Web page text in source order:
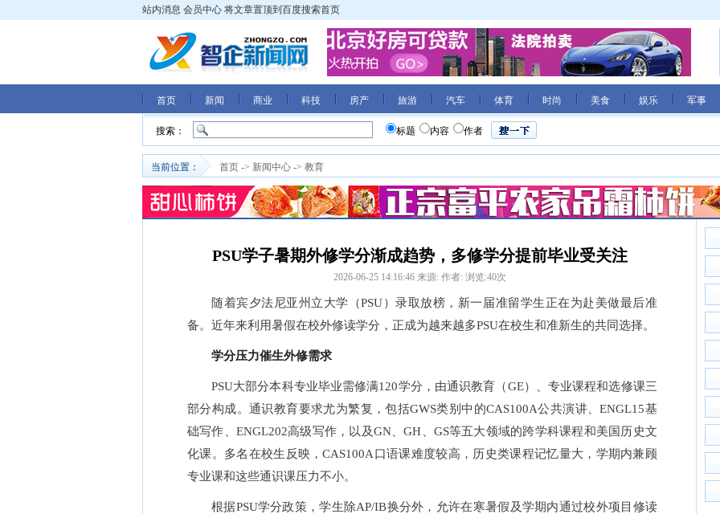
站内消息 会员中心 将文章置顶到百度搜索首页
首页 新闻 商业 科技 房产 旅游 汽车 体育 时尚 美食 娱乐 军事
搜索： 标题 内容 作者
当前位置： 首页 -> 新闻中心 -> 教育
PSU学子暑期外修学分渐成趋势，多修学分提前毕业受关注
2026-06-25 14:16:46 来源: 作者: 浏览:40次
随着宾夕法尼亚州立大学（PSU）录取放榜，新一届准留学生正在为赴美做最后准
备。近年来利用暑假在校外修读学分，正成为越来越多PSU在校生和准新生的共同选择。
学分压力催生外修需求
PSU大部分本科专业毕业需修满120学分，由通识教育（GE）、专业课程和选修课三
部分构成。通识教育要求尤为繁复，包括GWS类别中的CAS100A公共演讲、ENGL15基
础写作、ENGL202高级写作，以及GN、GH、GS等五大领域的跨学科课程和美国历史文
化课。多名在校生反映，CAS100A口语课难度较高，历史类课程记忆量大，学期内兼顾
专业课和这些通识课压力不小。
根据PSU学分政策，学生除AP/IB换分外，允许在寒暑假及学期内通过校外项目修读